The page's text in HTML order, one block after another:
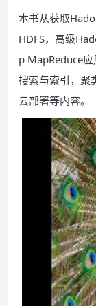
本书从获取
HDFS，高级
p MapReduce应
搜索与索引，聚
云部署等内容。